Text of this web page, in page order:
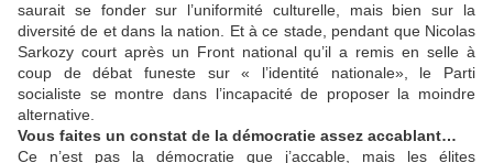
saurait se fonder sur l’uniformité culturelle, mais bien sur la
diversité de et dans la nation. Et à ce stade, pendant que Nicolas
Sarkozy court après un Front national qu’il a remis en selle à
coup de débat funeste sur « l’identité nationale», le Parti
socialiste se montre dans l’incapacité de proposer la moindre
alternative.
Vous faites un constat de la démocratie assez accablant…
Ce n’est pas la démocratie que j’accable, mais les élites